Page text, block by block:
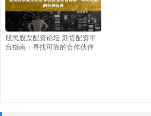
股民股票配资论坛 期货配资平
台指南：寻找可靠的合作伙伴